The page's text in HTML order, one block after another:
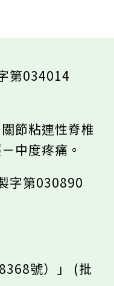
第034014
節粘連性脊椎
中度疼痛。
字第030890
號）」 (批